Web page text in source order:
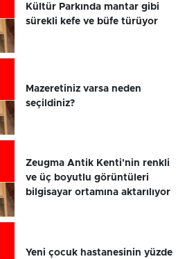
Kültür Parkında mantar gibi
sürekli kefe ve büfe türüyor
Mazeretiniz varsa neden
seçildiniz?
Zeugma Antik Kenti'nin renkli
ve üç boyutlu görüntüleri
bilgisayar ortamına aktarılıyor
Yeni çocuk hastanesinin yüzde